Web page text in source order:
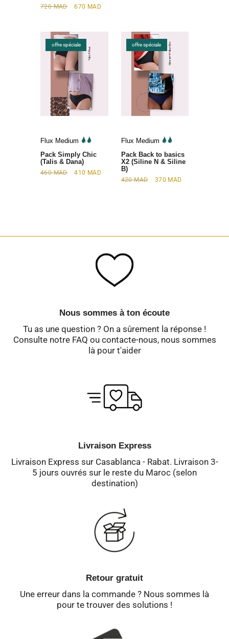
720MAD 670 MAD
offre spéciale
Flux Medium
Pack Simply Chic
(Talis & Dana)
460MAD 410 MAD
offre spéciale
Flux Medium
Pack Back to basics
X2 (Siline N & Siline
B)
420MAD 370 MAD
Nous sommes à ton écoute
Tu as une question ? On a sûrement la réponse !
Consulte notre FAQ ou contacte-nous, nous sommes
là pour t'aider
Livraison Express
Livraison Express sur Casablanca - Rabat. Livraison 3-
5 jours ouvrés sur le reste du Maroc (selon
destination)
Retour gratuit
Une erreur dans la commande ? Nous sommes là
pour te trouver des solutions !